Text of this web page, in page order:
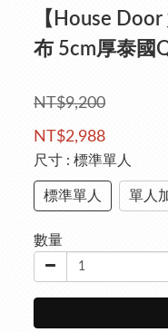
【House
布 5cm厚泰國
NT$9,200
NT$2,988
尺寸 : 標準單人
標準單人 單人
數量